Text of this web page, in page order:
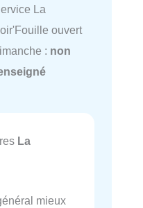
La
ouvert
: non
La
mieux